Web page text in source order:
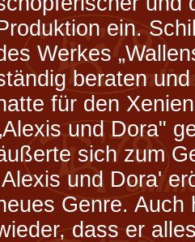
ein.
Werkes
beraten
für den
und Dora"
sich zum
und Dora'
Genre. Auch
dass er